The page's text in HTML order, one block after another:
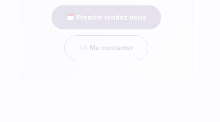
Prendre rendez-vous
Me contacter